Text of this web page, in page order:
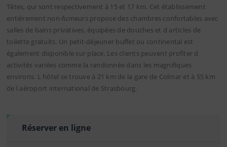
Têtes, qui sont respectivement à 15 et 17 km. Cet établissement
entièrement non-fumeurs propose des chambres confortables avec
salles de bains privatives, équipées de douches et d articles de
toilette gratuits. Un petit-déjeuner buffet ou continental est
également disponible sur place. Les clients peuvent profiter d
activités variées comme la randonnée dans les magnifiques
environs. L hôtel se trouve à 21 km de la gare de Colmar et à 55 km
de l aéroport international de Strasbourg.
Réserver en ligne